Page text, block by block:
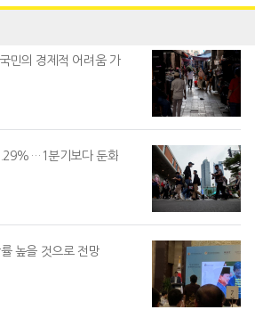
민의 경제적 어려움 가
분기보다 둔화
높을 것으로 전망